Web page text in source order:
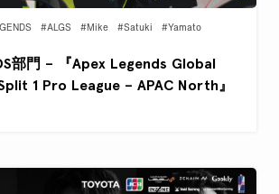
#ALGS #Mike #Satuki
#Yamato
部門 – 『Apex Legends Global
1 Pro League – APAC North』